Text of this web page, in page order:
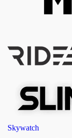
Skywatch